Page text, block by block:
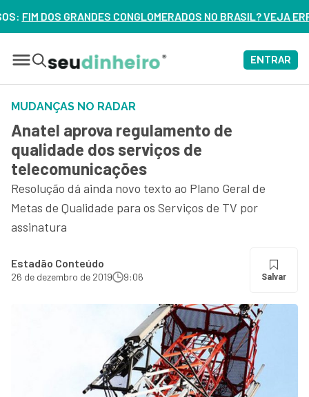
NO BRASIL? VEJA ERROS DE 3 DELES – ASSISTA
ENTRAR
MUDANÇAS NO RADAR
Anatel aprova regulamento de
qualidade dos serviços de
telecomunicações
Resolução dá ainda novo texto ao Plano Geral de
Metas de Qualidade para os Serviços de TV por
assinatura
Estadão Conteúdo
26 de dezembro de 2019 9:06 Salvar